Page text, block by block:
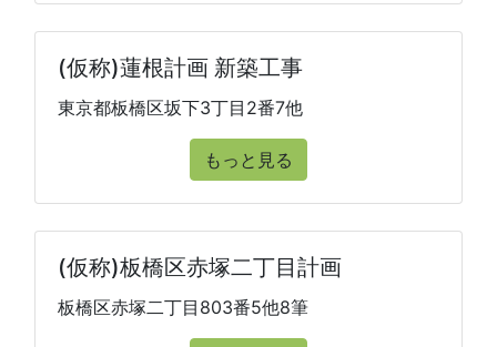
(仮称)蓮根計画 新築工事
東京都板橋区坂下3丁目2番7他
もっと見る
(仮称)板橋区赤塚二丁目計画
板橋区赤塚二丁目803番5他8筆